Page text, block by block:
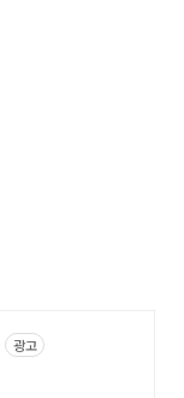
광고